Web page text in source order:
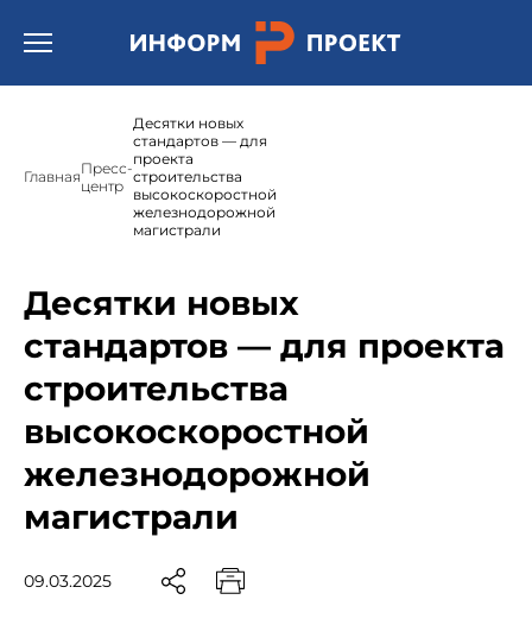
Открыть бургер меню.
ГлавнаяПресс-
центр
Десятки новых
стандартов — для
проекта
строительства
высокоскоростной
железнодорожной
магистрали
Десятки новых
стандартов — для проекта
строительства
высокоскоростной
железнодорожной
магистрали
09.03.2025